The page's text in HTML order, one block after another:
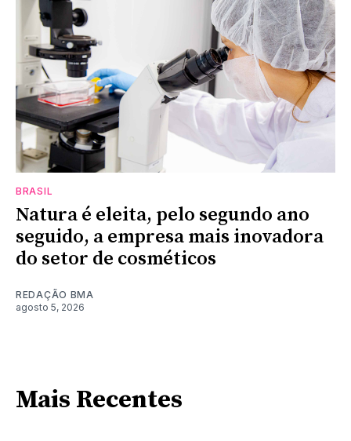
BRASIL
Natura é eleita, pelo segundo ano
seguido, a empresa mais inovadora
do setor de cosméticos
REDAÇÃO BMA
agosto 5, 2026
Mais Recentes